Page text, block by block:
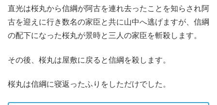
直光は桜丸から信綱が阿古を連れ去ったことを知らされ阿
古を迎えに行き数名の家臣と共に山中へ逃げますが、信綱
の配下になった桜丸が景時と三人の家臣を斬殺します。
その後、桜丸は屋敷に戻ると信綱を殺します。
桜丸は信綱に寝返ったふりをしただけでした。